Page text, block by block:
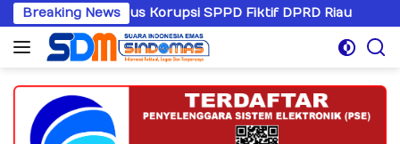
Langsung
ke
konten
Breaking News
Kasus Korupsi SPPD Fiktif DPRD Riau